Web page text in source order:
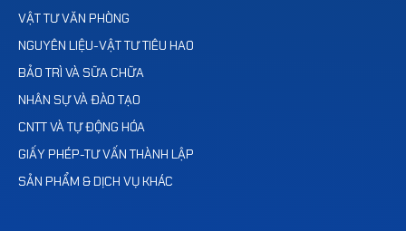
VẬT TƯ VĂN PHÒNG
NGUYÊN LIỆU-VẬT TƯ TIÊU HAO
BẢO TRÌ VÀ SỮA CHỮA
NHÂN SỰ VÀ ĐÀO TẠO
CNTT VÀ TỰ ĐỘNG HÓA
GIẤY PHÉP-TƯ VẤN THÀNH LẬP
SẢN PHẨM & DỊCH VỤ KHÁC